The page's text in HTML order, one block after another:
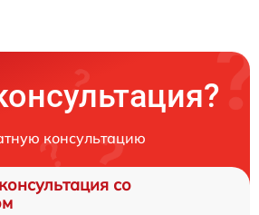
консультацию
со